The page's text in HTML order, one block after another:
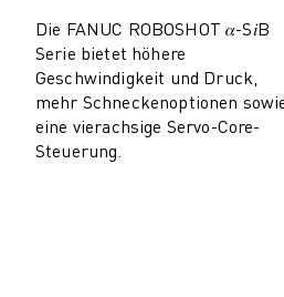
BRANCHEN-LÖSUNGEN
LÖSUNGEN FÜR DIE AUSBILDUNG
WORLDSKILLS & YOUNG TALENTS
BILDUNGSVERANSTALTUNGEN
NEWS & MEDIA
Die FANUC ROBOSHOT 𝛼-S𝑖B
Serie bietet höhere
Geschwindigkeit und Druck,
mehr Schneckenoptionen
eine vierachsige Servo-Core-
Steuerung.